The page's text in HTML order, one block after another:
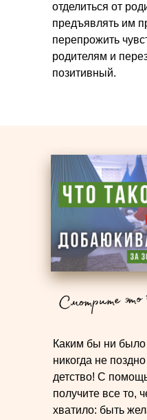
отделиться от
предъявлять им
перепрожить
родителям и
позитивный.
Каким бы ни было
никогда не
детство! С
получите все то,
хватило: быть